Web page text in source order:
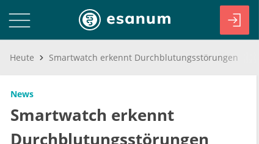
Heute Smartwatch erkennt Durchblutungsstörungen
News
Smartwatch erkennt
Durchblutungsstörungen